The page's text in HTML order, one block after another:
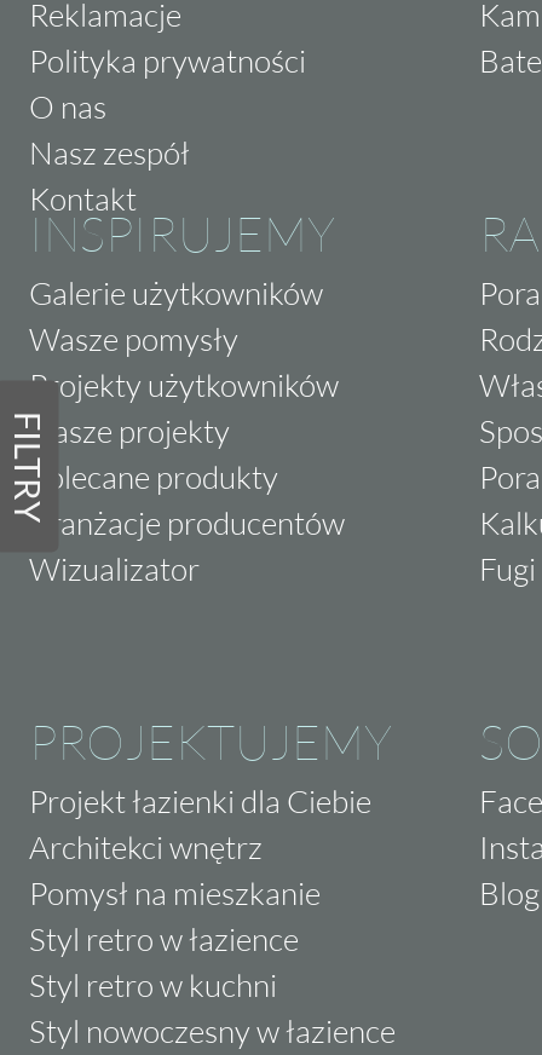
FILTRY
Reklamacje
Polityka prywatności
O nas
Nasz zespół
Kontakt
INSPIRUJEMY
Galerie użytkowników
Wasze pomysły
Projekty użytkowników
Nasze projekty
Polecane produkty
Aranżacje producentów
Wizualizator
PROJEKTUJEMY
Projekt łazienki dla Ciebie
Architekci wnętrz
Pomysł na mieszkanie
Styl retro w łazience
Styl retro w kuchni
Styl nowoczesny w łazience
Blog